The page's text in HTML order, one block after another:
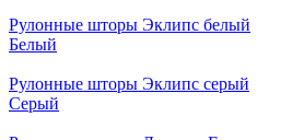
Рулонные шторы Эклипс белый
Белый
Рулонные шторы Эклипс серый
Серый